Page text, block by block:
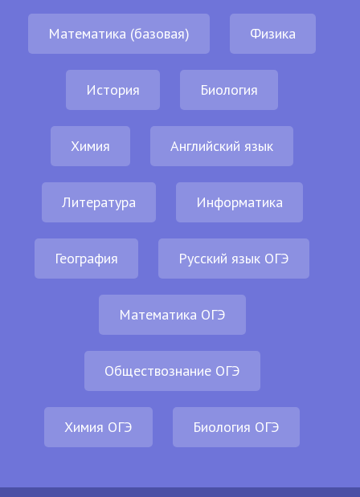
Математика (базовая) Физика
История Биология
Химия Английский язык
Литература Информатика
География Русский язык ОГЭ
Математика ОГЭ
Обществознание ОГЭ
Химия ОГЭ Биология ОГЭ